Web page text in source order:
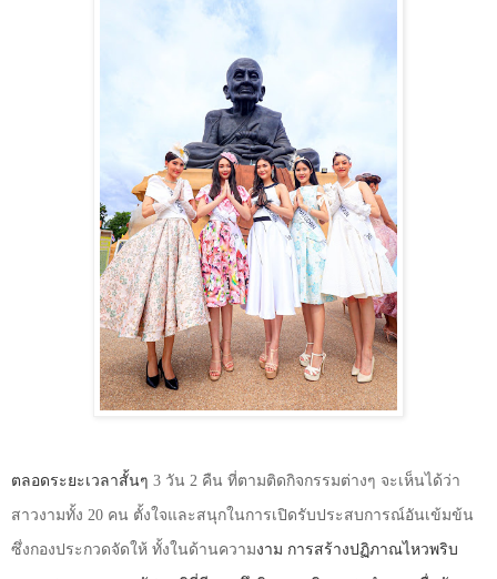
ตลอดระยะเวลาสั้นๆ 3 วัน 2 คืน ที่ตามติดกิจกรรมต่างๆ จะเห็นได้ว่า
สาวงามทั้ง 20 คน ตั้งใจและสนุกในการเปิดรับประสบการณ์อันเข้มข้น
ซึ่งกองประกวดจัดให้ ทั้งในด้านความงาม การสร้างปฏิภาณไหวพริบ